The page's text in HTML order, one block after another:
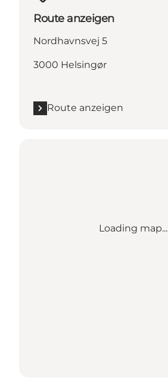
Route anzeigen
Nordhavnsvej 5
3000 Helsingør
Route anzeigen
Loading map...